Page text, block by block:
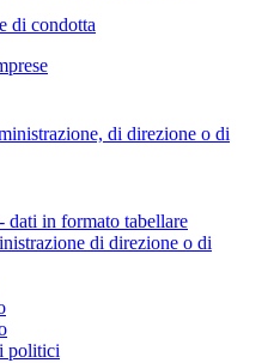
di condotta
di direzione o di
in formato tabellare
di direzione o di
politici